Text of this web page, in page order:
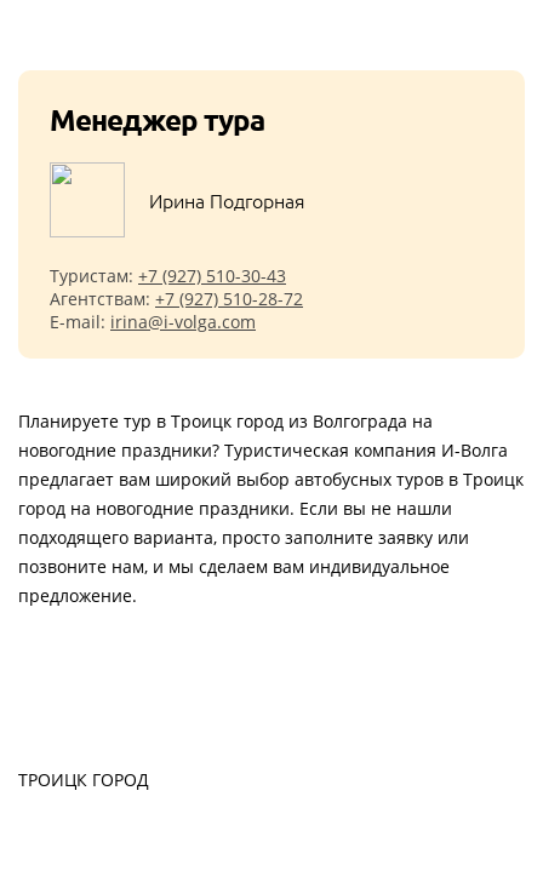
Менеджер тура
Ирина Подгорная
Туристам: +7 (927) 510-30-43
Агентствам: +7 (927) 510-28-72
E-mail: irina@i-volga.com
Планируете тур в Троицк город из Волгограда на
новогодние праздники? Туристическая компания И-Волга
предлагает вам широкий выбор автобусных туров в Троицк
город на новогодние праздники. Если вы не нашли
подходящего варианта, просто заполните заявку или
позвоните нам, и мы сделаем вам индивидуальное
предложение.
ТРОИЦК ГОРОД